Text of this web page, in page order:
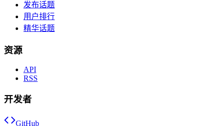
发布话题
用户排行
精华话题
资源
API
RSS
开发者
GitHub